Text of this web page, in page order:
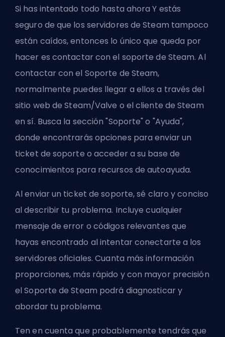
Si has intentado todo hasta ahora Y estás
seguro de que los servidores de Steam tampoco
están caídos, entonces lo único que queda por
hacer es contactar con el soporte de Steam. Al
contactar con el Soporte de Steam,
normalmente puedes llegar a ellos a través del
sitio web de Steam/Valve o el cliente de Steam
en sí. Busca la sección "Soporte" o "Ayuda",
donde encontrarás opciones para enviar un
ticket de soporte o acceder a su base de
conocimientos para recursos de autoayuda.
Al enviar un ticket de soporte, sé claro y conciso
al describir tu problema. Incluye cualquier
mensaje de error o códigos relevantes que
hayas encontrado al intentar conectarte a los
servidores oficiales. Cuanta más información
proporciones, más rápido y con mayor precisión
el Soporte de Steam podrá diagnosticar y
abordar tu problema.
Ten en cuenta que probablemente tendrás que